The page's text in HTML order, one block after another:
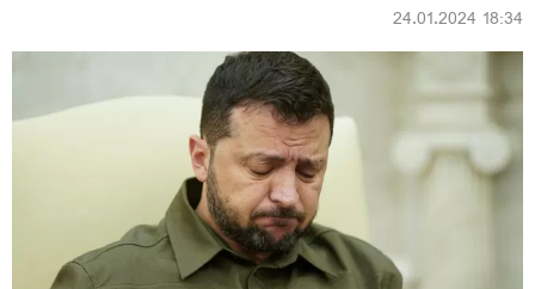
18:34 24.01.2024